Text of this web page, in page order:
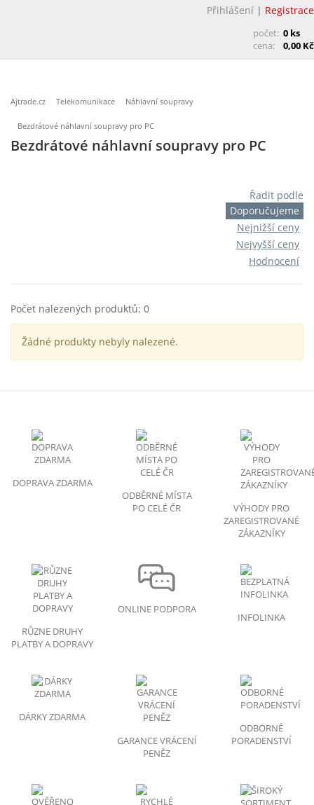
Přihlášení| Registrace
počet: 0 ks
cena:
0,00 Kč
Ajtrade.cz Telekomunikace Náhlavní soupravy
Bezdrátové náhlavní soupravy pro PC
Bezdrátové náhlavní soupravy pro PC
Řadit podle
Doporučujeme
Nejnižší ceny
Nejvyšší ceny
Hodnocení
Počet nalezených produktů: 0
Žádné produkty nebyly nalezené.
DOPRAVA ZDARMA
ODBĚRNÉ MÍSTA
PO CELÉ ČR
VÝHODY PRO
ZAREGISTROVANÉ
ZÁKAZNÍKY
RŮZNE DRUHY
PLATBY A DOPRAVY
ONLINE PODPORA
INFOLINKA
DÁRKY ZDARMA
GARANCE VRÁCENÍ
PENĚZ
ODBORNÉ
PORADENSTVÍ